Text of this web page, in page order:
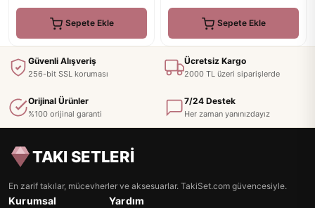
Sepete Ekle Sepete Ekle
Güvenli Alışveriş
256-bit SSL koruması
Ücretsiz Kargo
2000 TL üzeri siparişlerde
Orijinal Ürünler
%100 orijinal garanti
7/24 Destek
Her zaman yanınızdayız
TAKI SETLERİ
En zarif takılar, mücevherler ve aksesuarlar. TakiSet.com güvencesiyle.
Kurumsal Yardım